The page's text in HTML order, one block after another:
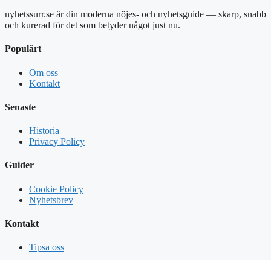
nyhetssurr.se är din moderna nöjes- och nyhetsguide — skarp, snabb
och kurerad för det som betyder något just nu.
Populärt
Om oss
Kontakt
Senaste
Historia
Privacy Policy
Guider
Cookie Policy
Nyhetsbrev
Kontakt
Tipsa oss